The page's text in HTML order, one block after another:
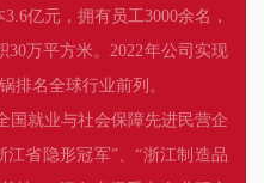
亿元，拥有员工3000余名，
30万平方米。2022年公司实现
排名全球行业前列。
国就业与社会保障先进民营企
江省隐形冠军”、“浙江制造品